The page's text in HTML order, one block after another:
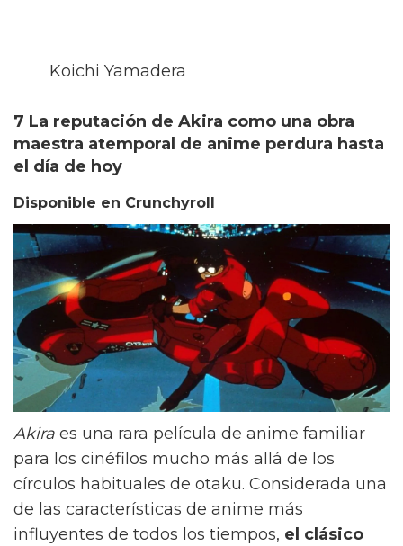
Koichi Yamadera
7 La reputación de Akira como una obra
maestra atemporal de anime perdura hasta
el día de hoy
Disponible en Crunchyroll
Akira es una rara película de anime familiar
para los cinéfilos mucho más allá de los
círculos habituales de otaku. Considerada una
de las características de anime más
influyentes de todos los tiempos, el clásico